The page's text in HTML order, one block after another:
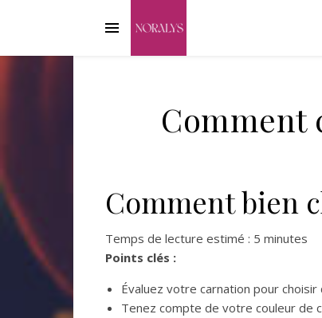
Comment
Comment bien
Temps de lecture estimé : 5 minutes
Points clés :
Évaluez votre carnation pour
Tenez compte de votre couleur de